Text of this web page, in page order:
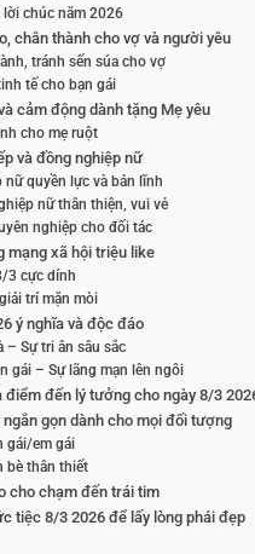
chúc năm 2026
chân thành cho vợ và người yêu
tránh sến súa cho vợ
tế cho bạn gái
cảm động dành tặng Mẹ yêu
cho mẹ ruột
và đồng nghiệp nữ
nữ quyền lực và bản lĩnh
nữ thân thiện, vui vẻ
nghiệp cho đối tác
mạng xã hội triệu like
3 cực dính
trí mặn mòi
ý nghĩa và độc đáo
– Sự tri ân sâu sắc
gái – Sự lãng mạn lên ngôi
điểm đến lý tưởng cho ngày 8/3
gọn dành cho mọi đối tượng
gái/em gái
bè thân thiết
cho chạm đến trái tim
tiệc 8/3 2026 để lấy lòng phái đẹp